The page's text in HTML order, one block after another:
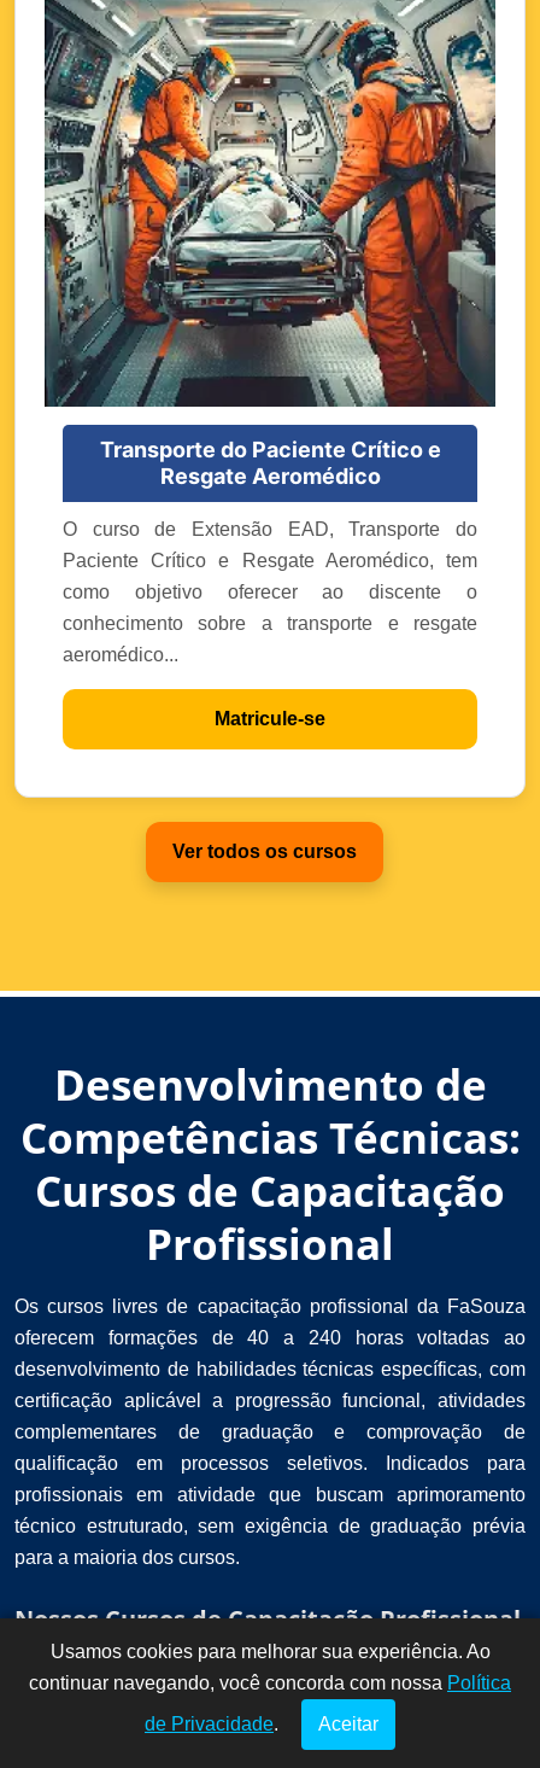
Transporte do Paciente Crítico e
Resgate Aeromédico
O curso de Extensão EAD, Transporte do
Paciente Crítico e Resgate Aeromédico, tem
como objetivo oferecer ao discente o
conhecimento sobre a transporte e resgate
aeromédico...
Matricule-se
Ver todos os cursos
Desenvolvimento de
Competências Técnicas:
Cursos de Capacitação
Profissional
Os cursos livres de capacitação profissional da FaSouza
oferecem formações de 40 a 240 horas voltadas ao
desenvolvimento de habilidades técnicas específicas, com
certificação aplicável a progressão funcional, atividades
complementares de graduação e comprovação de
qualificação em processos seletivos. Indicados para
profissionais em atividade que buscam aprimoramento
técnico estruturado, sem exigência de graduação prévia
para a maioria dos cursos.
Nossos Cursos de Capacitação Profissional
!
Dúvidas? Fale
conosco por
aqui!
Usamos cookies para melhorar sua experiência. Ao
continuar navegando, você concorda com nossa Política
de Privacidade. Aceitar